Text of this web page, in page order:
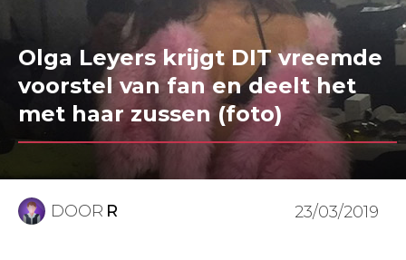
Olga Leyers krijgt DIT vreemde
voorstel van fan en deelt het
met haar zussen (foto)
DOOR R 23/03/2019